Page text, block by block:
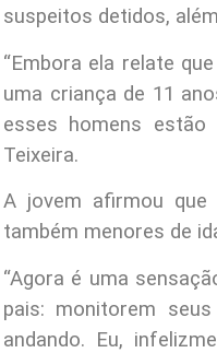
suspeitos detidos,
“Embora ela relate
uma criança de 11
esses homens estão
Teixeira.
A jovem afirmou que
também menores de
“Agora é uma
pais: monitorem
andando. Eu,